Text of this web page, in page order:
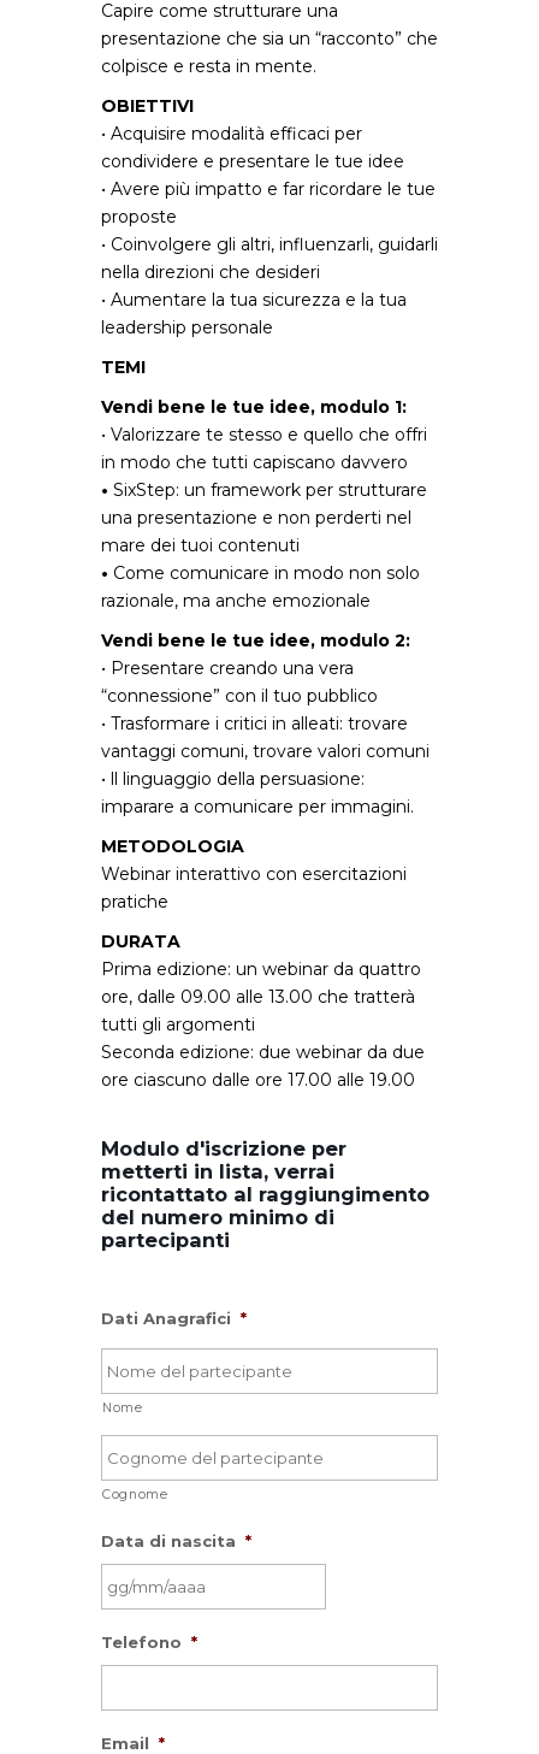
Capire come strutturare una
presentazione che sia un “racconto” che
colpisce e resta in mente.
OBIETTIVI
• Acquisire modalità efficaci per
condividere e presentare le tue idee
• Avere più impatto e far ricordare le tue
proposte
• Coinvolgere gli altri, influenzarli, guidarli
nella direzioni che desideri
• Aumentare la tua sicurezza e la tua
leadership personale
TEMI
Vendi bene le tue idee, modulo 1:
• Valorizzare te stesso e quello che offri
in modo che tutti capiscano davvero
• SixStep: un framework per strutturare
una presentazione e non perderti nel
mare dei tuoi contenuti
• Come comunicare in modo non solo
razionale, ma anche emozionale
Vendi bene le tue idee, modulo 2:
• Presentare creando una vera
“connessione” con il tuo pubblico
• Trasformare i critici in alleati: trovare
vantaggi comuni, trovare valori comuni
• ll linguaggio della persuasione:
imparare a comunicare per immagini.
METODOLOGIA
Webinar interattivo con esercitazioni
pratiche
DURATA
Prima edizione: un webinar da quattro
ore, dalle 09.00 alle 13.00 che tratterà
tutti gli argomenti
Seconda edizione: due webinar da due
ore ciascuno dalle ore 17.00 alle 19.00
Modulo d'iscrizione per
metterti in lista, verrai
ricontattato al raggiungimento
del numero minimo di
partecipanti
Dati Anagrafici *
Nome
Cognome
Data di nascita *
slash
Telefono *
Email *